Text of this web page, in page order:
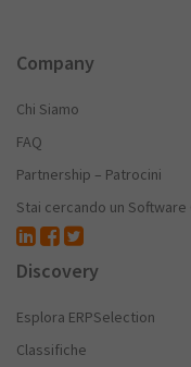
Company
Chi Siamo
FAQ
Partnership – Patrocini
Stai cercando un
Discovery
Esplora ERPSelection
Classifiche